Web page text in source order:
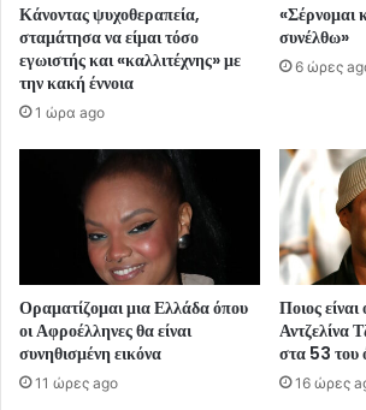
Κάνοντας ψυχοθεραπεία,
σταμάτησα να είμαι τόσο
εγωιστής και «καλλιτέχνης» με
την κακή έννοια
1 ώρα ago
«Σέρνομαι
συνέλθω»
6 ώρες
Οραματίζομαι μια Ελλάδα όπου
οι Αφροέλληνες θα είναι
συνηθισμένη εικόνα
11 ώρες ago
Ποιος
Αντζελίνα
στα 53 του
16 ώρες